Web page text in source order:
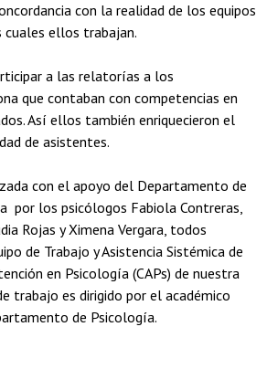
con la realidad de los equipos
ellos trabajan.
a las relatorías a los
que contaban con competencias en
Así ellos también enriquecieron el
de asistentes.
con el apoyo del Departamento de
por los psicólogos Fabiola Contreras,
Rojas y Ximena Vergara, todos
de Trabajo y Asistencia Sistémica de
en Psicología (CAPs) de nuestra
trabajo es dirigido por el académico
de Psicología.